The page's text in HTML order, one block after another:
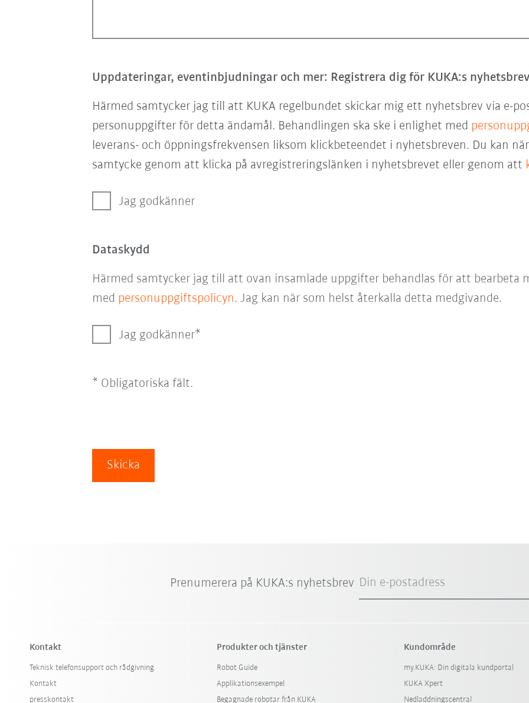
Uppdateringar, eventinbjudningar och mer: Registrera dig för KUKA:s
Härmed samtycker jag till att KUKA regelbundet skickar mig ett nyhetsbrev via e-
personuppgifter för detta ändamål. Behandlingen ska ske i enlighet med
leverans- och öppningsfrekvensen liksom klickbeteendet i nyhetsbreven. Du kan
samtycke genom att klicka på avregistreringslänken i nyhetsbrevet eller genom att
Jag godkänner
Dataskydd
Härmed samtycker jag till att ovan insamlade uppgifter behandlas för att bearbeta
med personuppgiftspolicyn. Jag kan när som helst återkalla detta medgivande.
Jag godkänner
* Obligatoriska fält.
Skicka
Prenumerera på KUKA:s nyhetsbrev Din e-postadress
Kontakt
Teknisk telefonsupport och rådgivning
Kontakt
presskontakt
Produkter och tjänster
Robot Guide
Applikationsexempel
Begagnade robotar från KUKA
Kundområde
my.KUKA: Din digitala kundportal
KUKA Xpert
Nedladdningscentral